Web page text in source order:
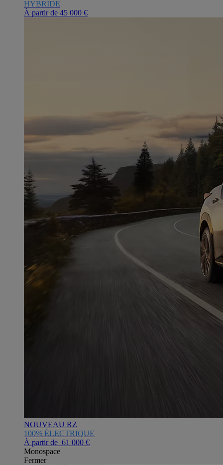
HYBRIDE
À partir de 45 000 €
NOUVEAU RZ
100% ÉLECTRIQUE
À partir de 61 000 €
Monospace
Fermer